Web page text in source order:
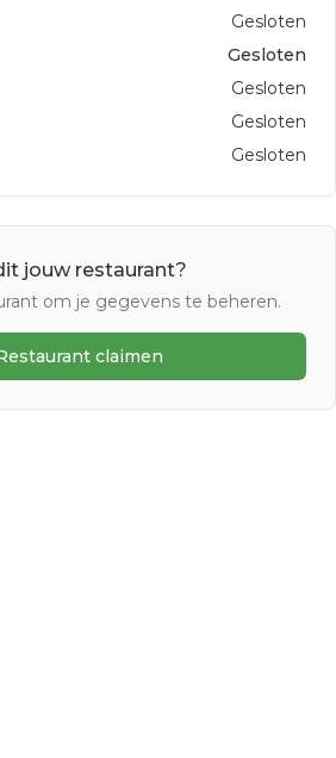
Gesloten
Gesloten
Gesloten
Gesloten
Gesloten
jouw restaurant?
om je gegevens te beheren.
claimen